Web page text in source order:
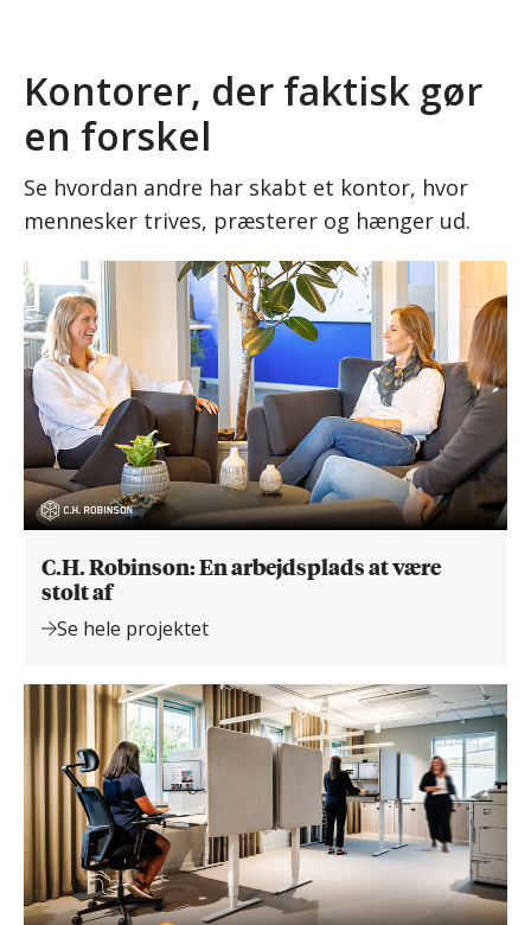
Kontorer, der faktisk gør
en forskel
Se hvordan andre har skabt et kontor, hvor
mennesker trives, præsterer og hænger ud.
C.H. Robinson: En arbejdsplads at være
stolt af
Se hele projektet